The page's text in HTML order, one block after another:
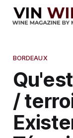
BORDEAUX
/